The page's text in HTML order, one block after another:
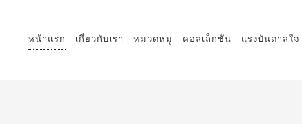
หน้าแรก เกี่ยวกับเรา หมวดหมู่ คอลเล็กชัน แรงบันดาลใจ